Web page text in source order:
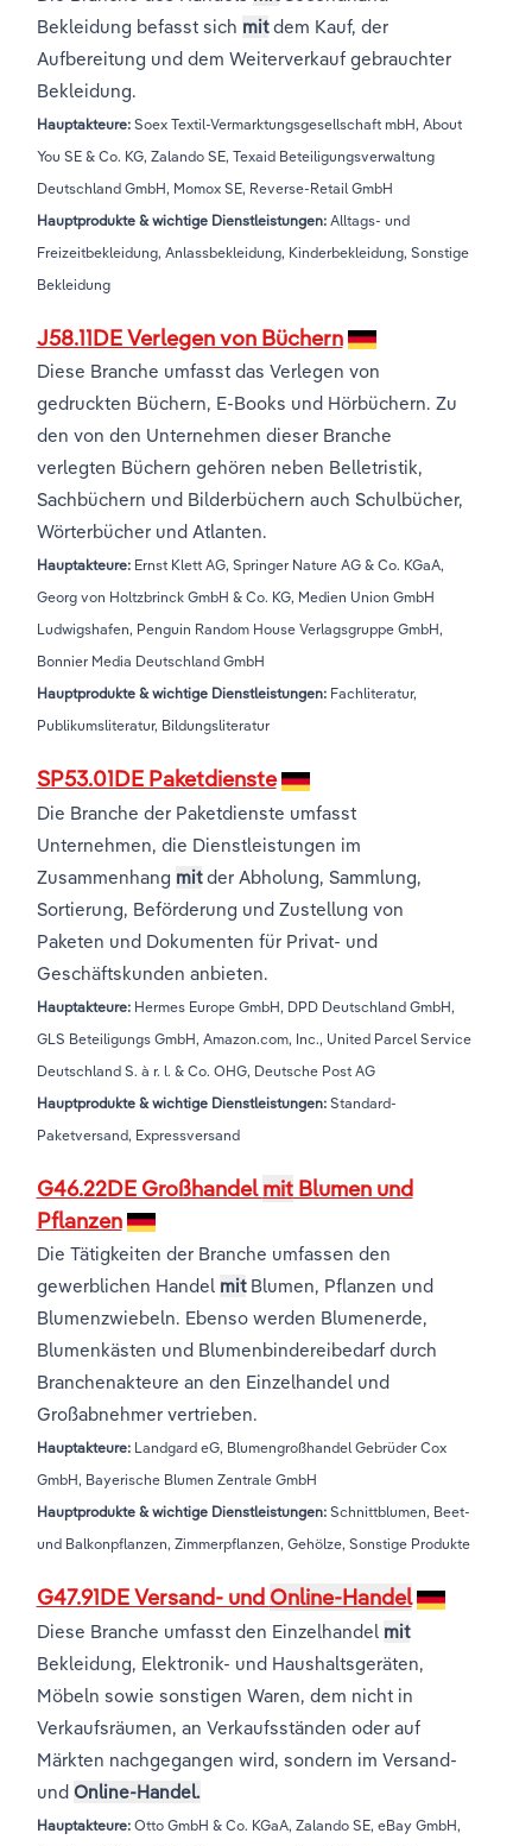
Bekleidung befasst sich mitdem Kauf, der
Aufbereitung und dem Weiterverkauf gebrauchter
Bekleidung.
Hauptakteure: Soex Textil-Vermarktungsgesellschaft mbH, About
You SE & Co. KG, Zalando SE, Texaid Beteiligungsverwaltung
Deutschland GmbH, Momox SE, Reverse-Retail GmbH
Hauptprodukte & wichtige Dienstleistungen:Alltags- und
Freizeitbekleidung, Anlassbekleidung, Kinderbekleidung, Sonstige
Bekleidung
J58.11DE Verlegen von Büchern
Diese Branche umfasst das Verlegen von
gedruckten Büchern, E-Books und Hörbüchern. Zu
den von den Unternehmen dieser Branche
verlegten Büchern gehören neben Belletristik,
Sachbüchern und Bilderbüchern auch Schulbücher,
Wörterbücher und Atlanten.
Hauptakteure: Ernst Klett AG, Springer Nature AG & Co. KGaA,
Georg von Holtzbrinck GmbH & Co. KG, Medien Union GmbH
Ludwigshafen, Penguin Random House Verlagsgruppe GmbH,
Bonnier Media Deutschland GmbH
Hauptprodukte & wichtige Dienstleistungen:Fachliteratur,
Publikumsliteratur, Bildungsliteratur
SP53.01DE Paketdienste
Die Branche der Paketdienste umfasst
Unternehmen, die Dienstleistungen im
Zusammenhang mitder Abholung, Sammlung,
Sortierung, Beförderung und Zustellung von
Paketen und Dokumenten für Privat- und
Geschäftskunden anbieten.
Hauptakteure: Hermes Europe GmbH, DPD Deutschland GmbH,
GLS Beteiligungs GmbH, Amazon.com, Inc., United Parcel Service
Deutschland S. à r. l. & Co. OHG, Deutsche Post AG
Hauptprodukte & wichtige Dienstleistungen:Standard-
Paketversand, Expressversand
G46.22DE GroßhandelmitBlumen und
Pflanzen
Die Tätigkeiten der Branche umfassen den
gewerblichen Handel mitBlumen, Pflanzen und
Blumenzwiebeln. Ebenso werden Blumenerde,
Blumenkästen und Blumenbindereibedarf durch
Branchenakteure an den Einzelhandel und
Großabnehmer vertrieben.
Hauptakteure: Landgard eG, Blumengroßhandel Gebrüder Cox
GmbH, Bayerische Blumen Zentrale GmbH
Hauptprodukte & wichtige Dienstleistungen:Schnittblumen, Beet-
und Balkonpflanzen, Zimmerpflanzen, Gehölze, Sonstige Produkte
G47.91DE Versand- und Online-Handel
Diese Branche umfasst den Einzelhandel mit
Bekleidung, Elektronik- und Haushaltsgeräten,
Möbeln sowie sonstigen Waren, dem nicht in
Verkaufsräumen, an Verkaufsständen oder auf
Märkten nachgegangen wird, sondern im Versand-
und Online-Handel.
Hauptakteure: Otto GmbH & Co. KGaA, Zalando SE, eBay GmbH,